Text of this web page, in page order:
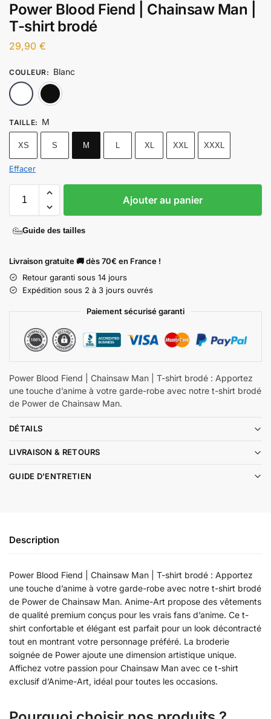
Power Blood Fiend | Chainsaw Man |
T-shirt brodé
29,90 €
COULEUR: Blanc
TAILLE: M
XS S M L XL XXL XXXL
Effacer
Ajouter au panier
Guide des tailles
Livraison gratuite 🚚 dès 70€ en France !
Retour garanti sous 14 jours
Expédition sous 2 à 3 jours ouvrés
Paiement sécurisé garanti
Power Blood Fiend | Chainsaw Man | T-shirt brodé : Apportez
une touche d’anime à votre garde-robe avec notre t-shirt brodé
de Power de Chainsaw Man.
DÉTAILS
LIVRAISON & RETOURS
GUIDE D'ENTRETIEN
Description
Power Blood Fiend | Chainsaw Man | T-shirt brodé : Apportez
une touche d’anime à votre garde-robe avec notre t-shirt brodé
de Power de Chainsaw Man. Anime-Art propose des vêtements
de qualité premium conçus pour les vrais fans d’anime. Ce t-
shirt confortable et élégant est parfait pour un look décontracté
tout en montrant votre personnage préféré. La broderie
soignée de Power ajoute une dimension artistique unique.
Affichez votre passion pour Chainsaw Man avec ce t-shirt
exclusif d’Anime-Art, idéal pour toutes les occasions.